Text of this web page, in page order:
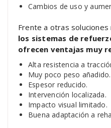
Cambios de uso y
Frente a otras
los sistemas de
ofrecen ventajas muy
Alta resistencia a
Muy poco peso añadido.
Espesor reducido.
Intervención localizada.
Impacto visual limitado.
Buena adaptación a